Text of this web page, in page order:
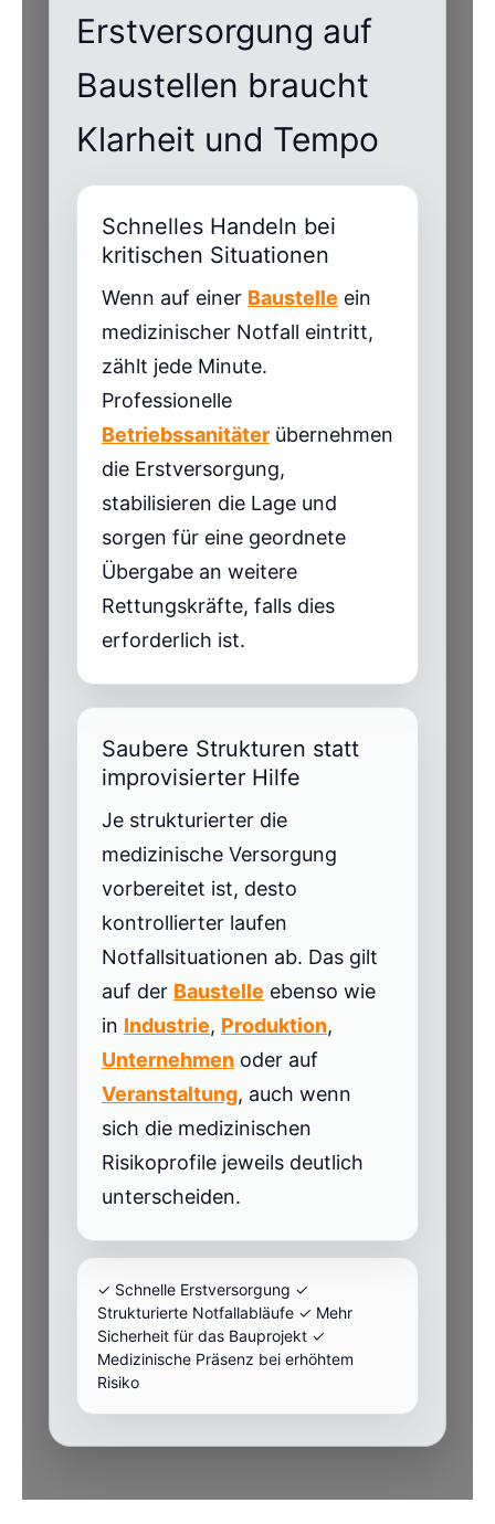
Erstversorgung auf
Baustellen braucht
Klarheit und Tempo
Schnelles Handeln bei
kritischen Situationen
Wenn auf einer Baustelle ein
medizinischer Notfall eintritt,
zählt jede Minute.
Professionelle
Betriebssanitäter übernehmen
die Erstversorgung,
stabilisieren die Lage und
sorgen für eine geordnete
Übergabe an weitere
Rettungskräfte, falls dies
erforderlich ist.
Saubere Strukturen statt
improvisierter Hilfe
Je strukturierter die
medizinische Versorgung
vorbereitet ist, desto
kontrollierter laufen
Notfallsituationen ab. Das gilt
auf der Baustelle ebenso wie
in Industrie, Produktion,
Unternehmen oder auf
Veranstaltung, auch wenn
sich die medizinischen
Risikoprofile jeweils deutlich
unterscheiden.
✓ Schnelle Erstversorgung ✓
Strukturierte Notfallabläufe ✓ Mehr
Sicherheit für das Bauprojekt ✓
Medizinische Präsenz bei erhöhtem
Risiko